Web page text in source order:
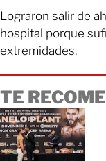
Lograron salir de
hospital porque
extremidades.
TE